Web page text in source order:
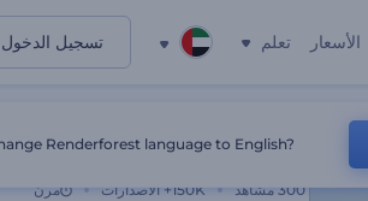
الأسعار تعلم تسجيل الدخول
300 مشاهد 150K+ الاصدارات مرن
Renderforest language to English?